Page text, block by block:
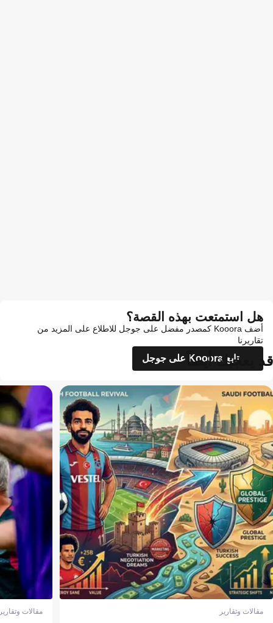
هل استمتعت بهذه القصة؟
أضف Kooora كمصدر مفضل على جوجل للاطلاع على المزيد من
تقاريرنا
تابع Kooora على جوجل
قد يعجبك أيضاً
مقالات وتقارير مقالات